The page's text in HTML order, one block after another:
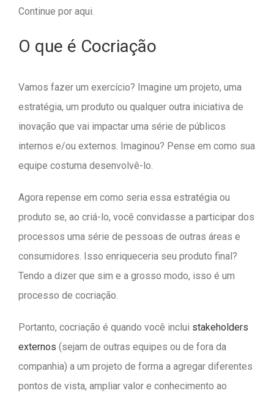
Continue por aqui.
O que é Cocriação
Vamos fazer um exercício? Imagine um projeto, uma
estratégia, um produto ou qualquer outra iniciativa de
inovação que vai impactar uma série de públicos
internos e/ou externos. Imaginou? Pense em como sua
equipe costuma desenvolvê-lo.
Agora repense em como seria essa estratégia ou
produto se, ao criá-lo, você convidasse a participar dos
processos uma série de pessoas de outras áreas e
consumidores. Isso enriqueceria seu produto final?
Tendo a dizer que sim e a grosso modo, isso é um
processo de cocriação.
Portanto, cocriação é quando você inclui stakeholders
externos (sejam de outras equipes ou de fora da
companhia) a um projeto de forma a agregar diferentes
pontos de vista, ampliar valor e conhecimento ao